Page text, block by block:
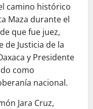
camino histórico
Maza durante el
que fue juez,
de Justicia de la
y Presidente
como
nacional.
Jara Cruz,